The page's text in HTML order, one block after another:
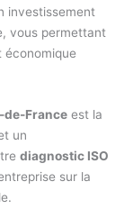
investissement
vous permettant
économique
de-France est la
un
diagnostic ISO
sur la